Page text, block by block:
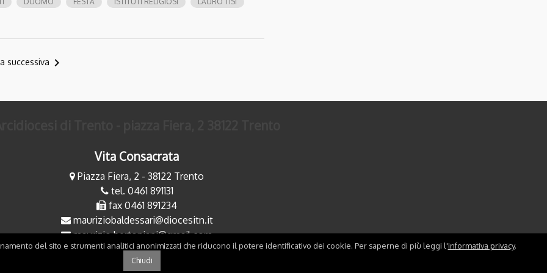
successiva navigate_next
Vita Consacrata
Piazza Fiera, 2 - 38122 Trento
tel. 0461 891131
fax 0461 891234
mauriziobaldessari@diocesitn.it
maurizio.bertoniani@gmail.com
del sito e strumenti analitici anonimizzati che riducono il potere identificativo dei cookie. Per saperne di più leggi l'informativa privacy.
Chiudi